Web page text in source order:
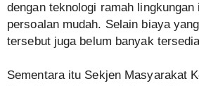
dengan teknologi ramah
persoalan mudah. Selain biaya
tersebut juga belum banyak
Sementara itu Sekjen Masyarakat